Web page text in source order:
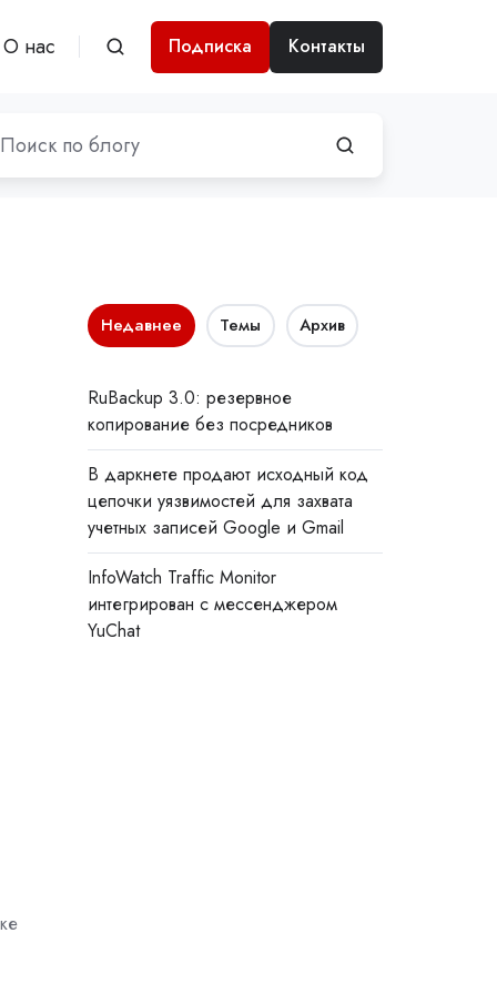
О нас Подписка Контакты
Недавнее Темы Архив
RuBackup 3.0: резервное
копирование без посредников
В даркнете продают исходный код
цепочки уязвимостей для захвата
учетных записей Google и Gmail
InfoWatch Traffic Monitor
интегрирован с мессенджером
YuChat